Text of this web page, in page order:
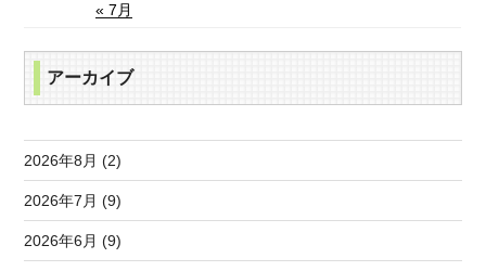
« 7月
アーカイブ
2026年8月 (2)
2026年7月 (9)
2026年6月 (9)